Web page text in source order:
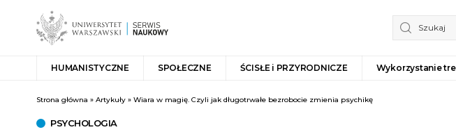
HUMANISTYCZNE SPOŁECZNE ŚCISŁE i PRZYRODNICZE Wykorzystanie
Strona główna » Artykuły » Wiara w magię. Czyli jak długotrwałe bezrobocie zmienia psychikę
PSYCHOLOGIA